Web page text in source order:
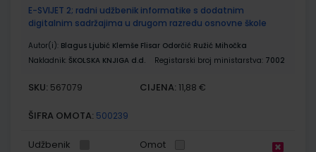
E-SVIJET 2; radni udžbenik informatike s dodatnim
digitalnim sadržajima u drugom razredu osnovne škole
Autor(i): Blagus Ljubić Klemše Flisar Odorčić Ružić Mihočka
Nakladnik: ŠKOLSKA KNJIGA d.d. Registarski broj ministarstva: 7002
SKU: 567079 CIJENA: 11,88 €
ŠIFRA OMOTA: 500239
Udžbenik Omot